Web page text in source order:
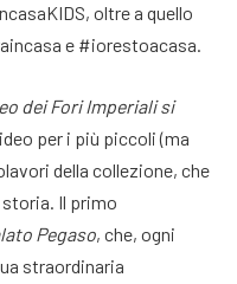
oltre a quello
e #iorestoacasa.
dei Fori Imperiali si
per i più piccoli (ma
della collezione, che
Il primo
Pegaso, che, ogni
straordinaria